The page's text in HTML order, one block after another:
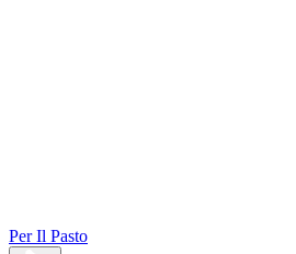
Per Il Pasto